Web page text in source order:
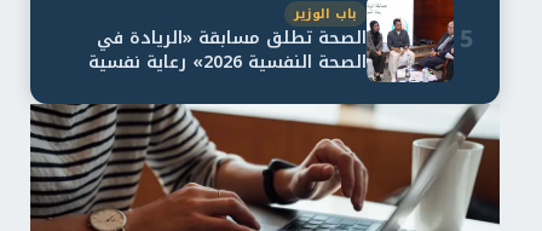
5
باب الوزير
الصحة تطلق مسابقة «الريادة في
الصحة النفسية 2026» رعاية نفسية